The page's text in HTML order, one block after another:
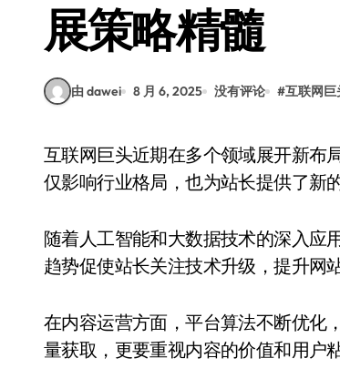
数据洪流中破局：实时处理技
展策略精髓
由 dawei 8 月 6, 2025 没有评论 #互联网巨
互联网巨头近期在多个领域展开新布局，尤其在技术创新和生态合作方面动作频繁。这些变化不
仅影响行业格局，也为站长提供了新
随着人工智能和大数据技术的深入应
趋势促使站长关注技术升级，提升网
在内容运营方面，平台算法不断优化
量获取，更要重视内容的价值和用户粘